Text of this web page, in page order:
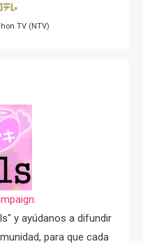
TV (NTV)
y ayúdanos a difundir
para que cada